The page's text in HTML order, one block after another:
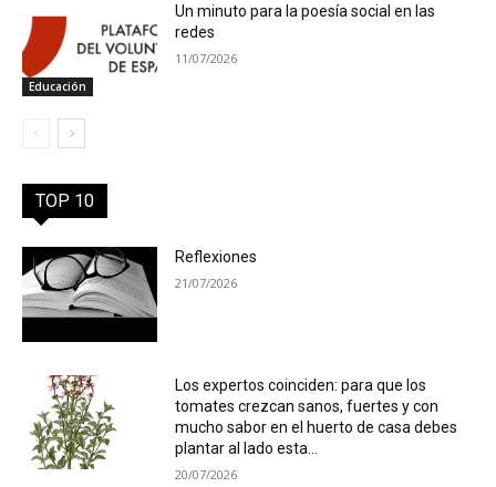
Educación
Un minuto para la poesía social en las
redes
11/07/2026
TOP 10
Reflexiones
21/07/2026
Los expertos coinciden: para que los
tomates crezcan sanos, fuertes y con
mucho sabor en el huerto de casa debes
plantar al lado esta...
20/07/2026